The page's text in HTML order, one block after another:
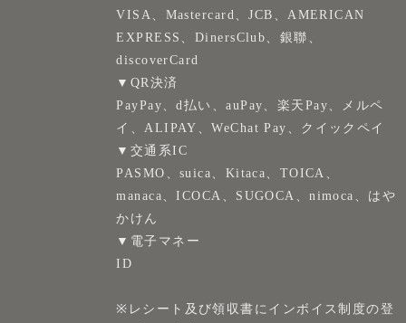
VISA、Mastercard、JCB、AMERICAN
EXPRESS、DinersClub、銀聯、
discoverCard
▼QR決済
PayPay、d払い、auPay、楽天Pay、メルペ
イ、ALIPAY、WeChat Pay、クイックペイ
▼交通系IC
PASMO、suica、Kitaca、TOICA、
manaca、ICOCA、SUGOCA、nimoca、はや
かけん
▼電子マネー
ID
※レシート及び領収書にインボイス制度の登